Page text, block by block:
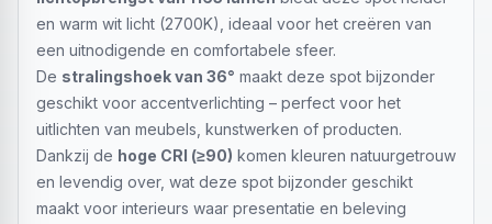
en warm wit licht (2700K), ideaal voor het creëren van
een uitnodigende en comfortabele sfeer.
De stralingshoek van 36° maakt deze spot bijzonder
geschikt voor accentverlichting – perfect voor het
uitlichten van meubels, kunstwerken of producten.
Dankzij de hoge CRI (≥90) komen kleuren natuurgetrouw
en levendig over, wat deze spot bijzonder geschikt
maakt voor interieurs waar presentatie en beleving